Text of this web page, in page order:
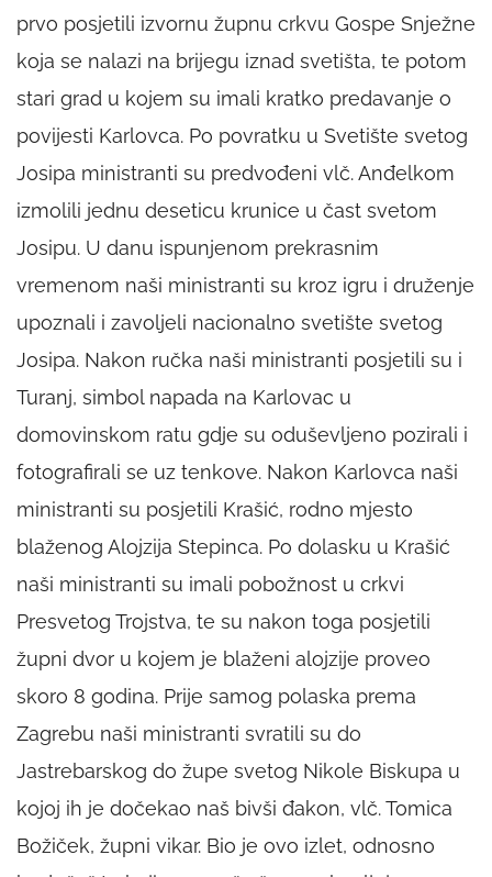
prvo posjetili izvornu župnu crkvu Gospe Snježne
koja se nalazi na brijegu iznad svetišta, te potom
stari grad u kojem su imali kratko predavanje o
povijesti Karlovca. Po povratku u Svetište svetog
Josipa ministranti su predvođeni vlč. Anđelkom
izmolili jednu deseticu krunice u čast svetom
Josipu. U danu ispunjenom prekrasnim
vremenom naši ministranti su kroz igru i druženje
upoznali i zavoljeli nacionalno svetište svetog
Josipa. Nakon ručka naši ministranti posjetili su i
Turanj, simbol napada na Karlovac u
domovinskom ratu gdje su oduševljeno pozirali i
fotografirali se uz tenkove. Nakon Karlovca naši
ministranti su posjetili Krašić, rodno mjesto
blaženog Alojzija Stepinca. Po dolasku u Krašić
naši ministranti su imali pobožnost u crkvi
Presvetog Trojstva, te su nakon toga posjetili
župni dvor u kojem je blaženi alojzije proveo
skoro 8 godina. Prije samog polaska prema
Zagrebu naši ministranti svratili su do
Jastrebarskog do župe svetog Nikole Biskupa u
kojoj ih je dočekao naš bivši đakon, vlč. Tomica
Božiček, župni vikar. Bio je ovo izlet, odnosno